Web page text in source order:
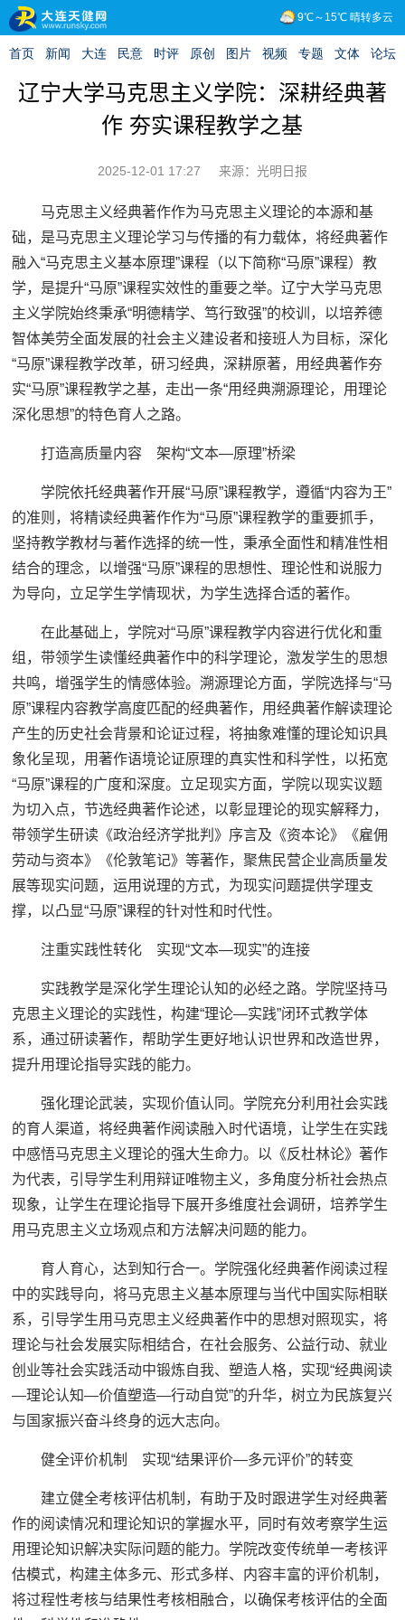
辽宁大学马克思主义学院：深耕经典著
作 夯实课程教学之基
2025-12-01 17:27 来源：光明日报
马克思主义经典著作作为马克思主义理论的本源和基
础，是马克思主义理论学习与传播的有力载体，将经典著作
融入“马克思主义基本原理”课程（以下简称“马原”课程）教
学，是提升“马原”课程实效性的重要之举。辽宁大学马克思
主义学院始终秉承“明德精学、笃行致强”的校训，以培养德
智体美劳全面发展的社会主义建设者和接班人为目标，深化
“马原”课程教学改革，研习经典，深耕原著，用经典著作夯
实“马原”课程教学之基，走出一条“用经典溯源理论，用理论
深化思想”的特色育人之路。
打造高质量内容 架构“文本—原理”桥梁
学院依托经典著作开展“马原”课程教学，遵循“内容为王”
的准则，将精读经典著作作为“马原”课程教学的重要抓手，
坚持教学教材与著作选择的统一性，秉承全面性和精准性相
结合的理念，以增强“马原”课程的思想性、理论性和说服力
为导向，立足学生学情现状，为学生选择合适的著作。
在此基础上，学院对“马原”课程教学内容进行优化和重
组，带领学生读懂经典著作中的科学理论，激发学生的思想
共鸣，增强学生的情感体验。溯源理论方面，学院选择与“马
原”课程内容教学高度匹配的经典著作，用经典著作解读理论
产生的历史社会背景和论证过程，将抽象难懂的理论知识具
象化呈现，用著作语境论证原理的真实性和科学性，以拓宽
“马原”课程的广度和深度。立足现实方面，学院以现实议题
为切入点，节选经典著作论述，以彰显理论的现实解释力，
带领学生研读《政治经济学批判》序言及《资本论》《雇佣
劳动与资本》《伦敦笔记》等著作，聚焦民营企业高质量发
展等现实问题，运用说理的方式，为现实问题提供学理支
撑，以凸显“马原”课程的针对性和时代性。
注重实践性转化 实现“文本—现实”的连接
实践教学是深化学生理论认知的必经之路。学院坚持马
克思主义理论的实践性，构建“理论—实践”闭环式教学体
系，通过研读著作，帮助学生更好地认识世界和改造世界，
提升用理论指导实践的能力。
强化理论武装，实现价值认同。学院充分利用社会实践
的育人渠道，将经典著作阅读融入时代语境，让学生在实践
中感悟马克思主义理论的强大生命力。以《反杜林论》著作
为代表，引导学生利用辩证唯物主义，多角度分析社会热点
现象，让学生在理论指导下展开多维度社会调研，培养学生
用马克思主义立场观点和方法解决问题的能力。
育人育心，达到知行合一。学院强化经典著作阅读过程
中的实践导向，将马克思主义基本原理与当代中国实际相联
系，引导学生用马克思主义经典著作中的思想对照现实，将
理论与社会发展实际相结合，在社会服务、公益行动、就业
创业等社会实践活动中锻炼自我、塑造人格，实现“经典阅读
—理论认知—价值塑造—行动自觉”的升华，树立为民族复兴
与国家振兴奋斗终身的远大志向。
健全评价机制 实现“结果评价—多元评价”的转变
建立健全考核评估机制，有助于及时跟进学生对经典著
作的阅读情况和理论知识的掌握水平，同时有效考察学生运
用理论知识解决实际问题的能力。学院改变传统单一考核评
估模式，构建主体多元、形式多样、内容丰富的评价机制，
将过程性考核与结果性考核相融合，以确保考核评估的全面